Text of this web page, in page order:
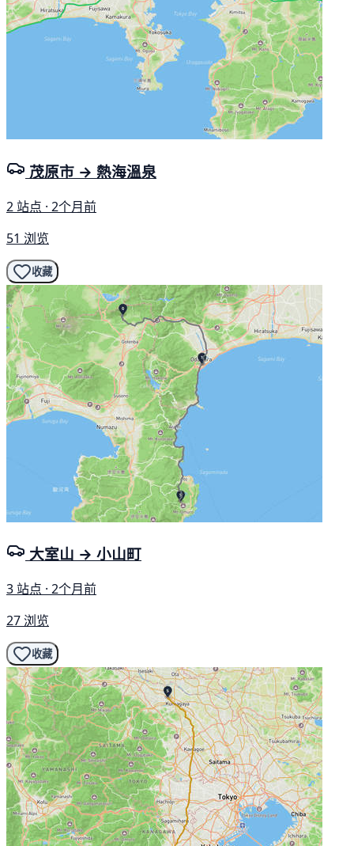
茂原市 → 熱海溫泉
2 站点 · 2个月前
51 浏览
收藏
大室山 → 小山町
3 站点 · 2个月前
27 浏览
收藏